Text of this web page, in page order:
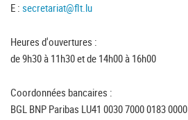
E : secretariat@flt.lu
Heures d'ouvertures :
de 9h30 à 11h30 et de 14h00 à 16h00
Coordonnées bancaires :
BGL BNP Paribas LU41 0030 7000 0183 0000